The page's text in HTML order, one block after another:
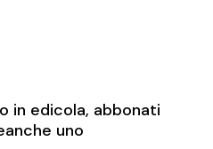
in edicola, abbonati
uno